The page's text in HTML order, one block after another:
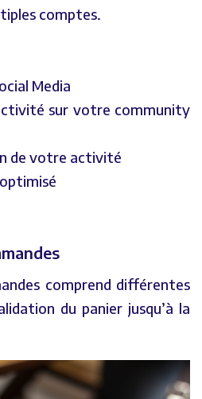
comptes.
Media
sur votre community
de votre activité
comprend différentes
du panier jusqu’à la